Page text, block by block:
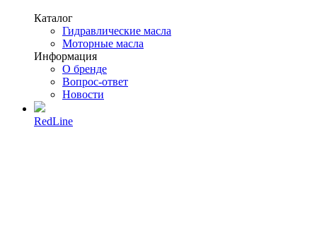
Каталог
Гидравлические масла
Моторные масла
Информация
О бренде
Вопрос-ответ
Новости
RedLine